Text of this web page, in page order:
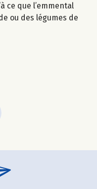
ce que l’emmental
ou des légumes de